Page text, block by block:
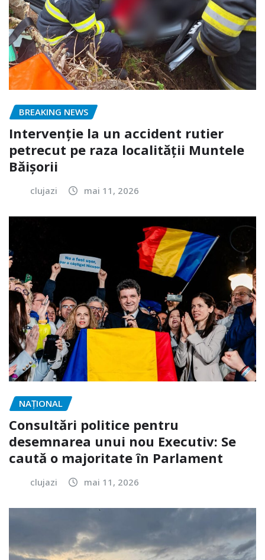
BREAKING NEWS
Intervenție la un accident rutier
petrecut pe raza localității Muntele
Băișorii
clujazi mai 11, 2026
NAŢIONAL
Consultări politice pentru
desemnarea unui nou Executiv: Se
caută o majoritate în Parlament
clujazi mai 11, 2026